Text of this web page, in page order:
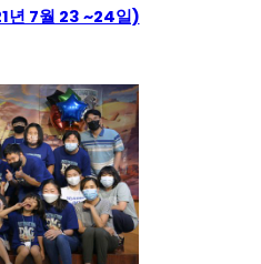
년 7월 23 ~24일)